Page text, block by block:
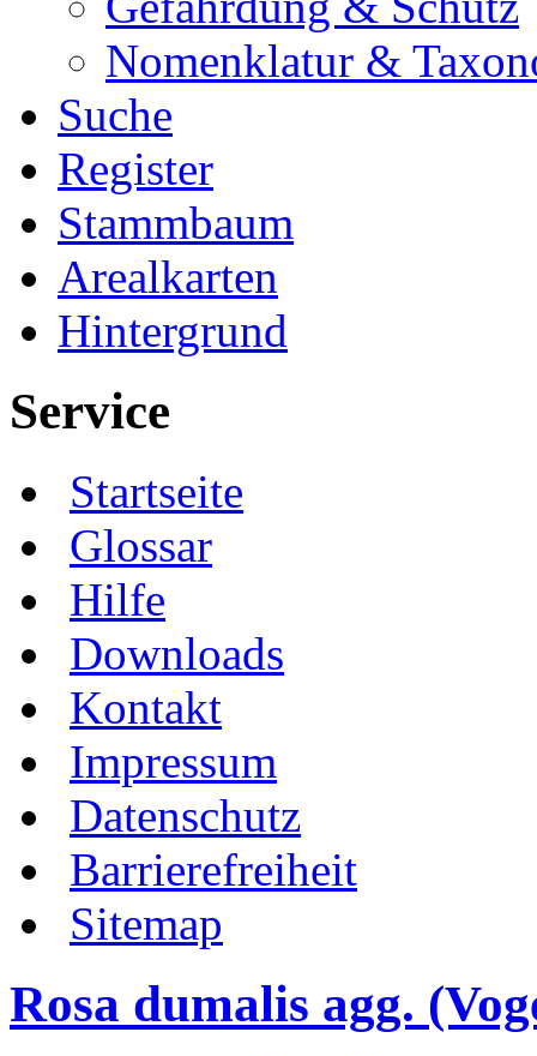
Nomenklatur &
Suche
Register
Stammbaum
Arealkarten
Hintergrund
Service
Startseite
Glossar
Hilfe
Downloads
Kontakt
Impressum
Datenschutz
Barrierefreiheit
Sitemap
Rosa dumalis agg.